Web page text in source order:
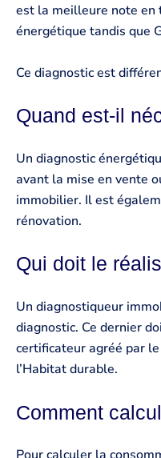
est la meilleure note en
énergétique tandis que
Ce diagnostic est
Quand est-il
Un diagnostic
avant la mise en vente
immobilier. Il est
rénovation.
Qui doit le
Un diagnostiqueur
diagnostic. Ce dernier
certificateur agréé par
l’Habitat durable.
Comment